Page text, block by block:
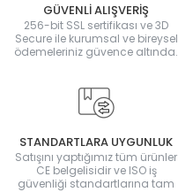
GÜVENLİ ALIŞVERİŞ
256-bit SSL sertifikası ve 3D
Secure ile kurumsal ve bireysel
ödemeleriniz güvence altında.
STANDARTLARA UYGUNLUK
Satışını yaptığımız tüm ürünler
CE belgelisidir ve ISO iş
güvenliği standartlarına tam